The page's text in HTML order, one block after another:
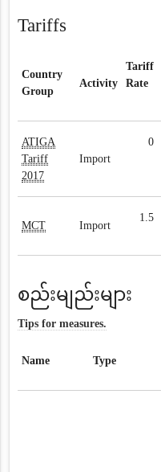
Tariffs
Country
Group
Activity
Tariff
Rate
ATIGA
Tariff
2017
Import
0
MCT Import
1.5
စည်းမျည်းများ
Tips for measures.
Name Type